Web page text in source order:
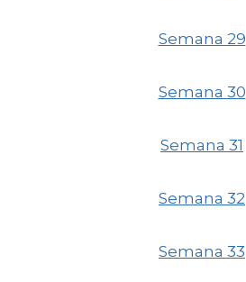
Semana 29
Semana 30
Semana 31
Semana 32
Semana 33